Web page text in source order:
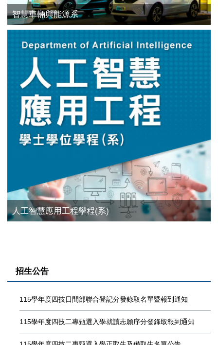
智慧車輛與能源系
人工智慧應用工程學程(系)
敏實科技大學115學年度身心障礙學生升學大專校院
甄試錄取名單暨報到通知書
敏實科技大學115學年度四技日間部單獨招收身心障
礙學生錄取暨報到通知
本校115學年度四技日間部四年制申請入學聯合招生
115學年度四技日間部單獨招收身心障礙學生考試簡
招生公告
115學年度四技日間部聯合登記分發錄取名單暨報到通知
115學年度四技二專甄選入學就讀志願序分發錄取報到通知